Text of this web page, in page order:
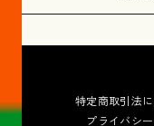
特定商取引法
プライバシ